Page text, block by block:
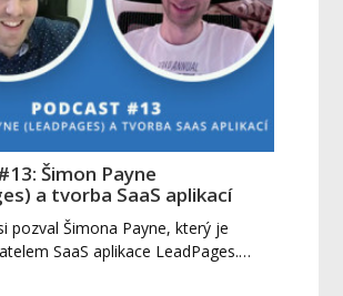
Šimon Payne
a tvorba SaaS aplikací
pozval Šimona Payne, který je
SaaS aplikace LeadPages.…